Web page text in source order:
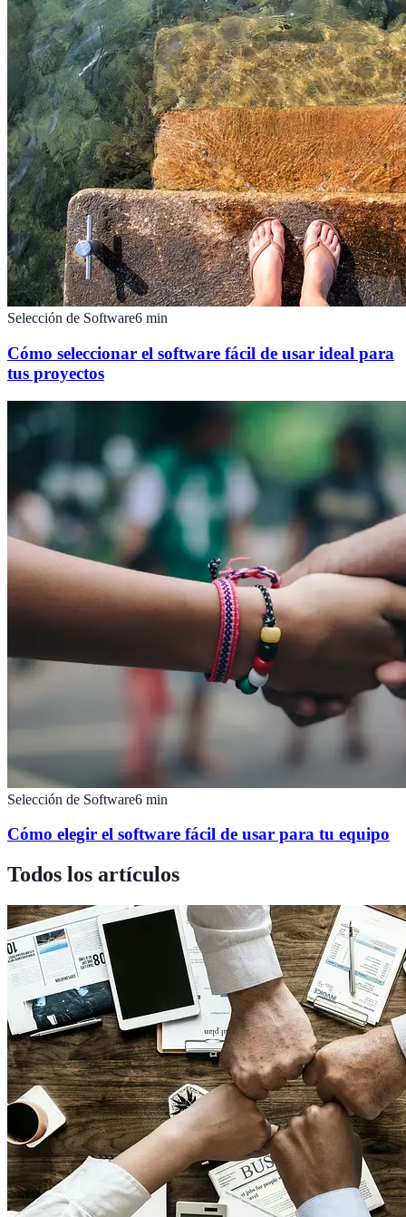
Selección de Software6 min
Cómo seleccionar el software fácil de usar ideal para
tus proyectos
Selección de Software6 min
Cómo elegir el software fácil de usar para tu equipo
Todos los artículos